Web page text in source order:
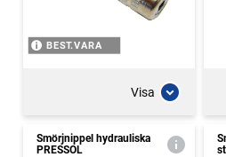
BEST.VARA
Visa
Smörjnippel hydrauliska
PRESSOL